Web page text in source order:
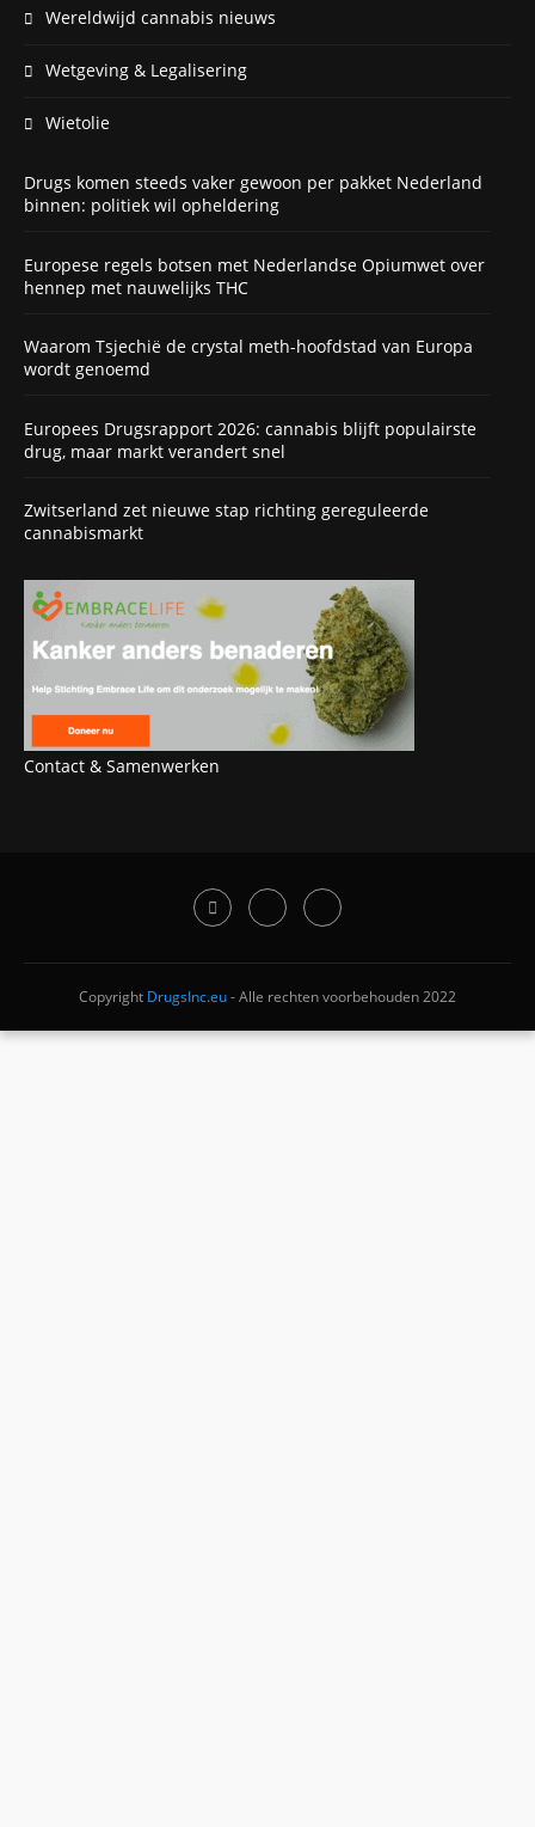
Wereldwijd cannabis nieuws
Wetgeving & Legalisering
Wietolie
Drugs komen steeds vaker gewoon per pakket Nederland
binnen: politiek wil opheldering
Europese regels botsen met Nederlandse Opiumwet over
hennep met nauwelijks THC
Waarom Tsjechië de crystal meth-hoofdstad van Europa
wordt genoemd
Europees Drugsrapport 2026: cannabis blijft populairste
drug, maar markt verandert snel
Zwitserland zet nieuwe stap richting gereguleerde
cannabismarkt
Contact & Samenwerken
Copyright DrugsInc.eu- Alle rechten voorbehouden 2022